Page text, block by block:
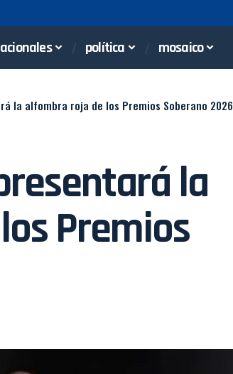
política mosaico
la alfombra roja de los Premios Soberano 2026
la
Premios